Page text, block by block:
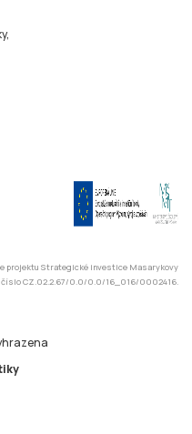
CZ.02.2.67/0.0/0.0/16_016/0002416.